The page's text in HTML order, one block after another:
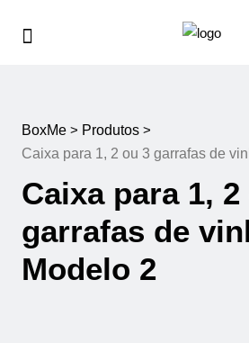
BoxMe > Produtos >
Caixa para 1, 2 ou 3 garrafas de
Caixa para 1,
garrafas de
Modelo 2